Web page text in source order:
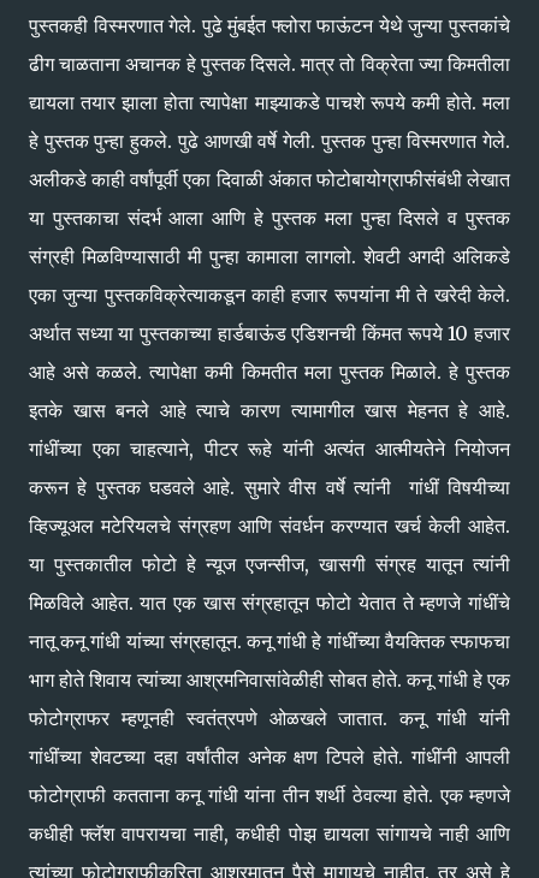
पुस्तकही विस्मरणात गेले. पुढे मुंबईत फ्लोरा फाऊंटन येथे जुन्या पुस्तकांचे
ढीग चाळताना अचानक हे पुस्तक दिसले. मात्र तो विक्रेता ज्या किमतीला
द्यायला तयार झाला होता त्यापेक्षा माझ्याकडे पाचशे रूपये कमी होते. मला
हे पुस्तक पुन्हा हुकले. पुढे आणखी वर्षे गेली. पुस्तक पुन्हा विस्मरणात गेले.
अलीकडे काही वर्षांपूर्वी एका दिवाळी अंकात फोटोबायोग्राफीसंबंधी लेखात
या पुस्तकाचा संदर्भ आला आणि हे पुस्तक मला पुन्हा दिसले व पुस्तक
संग्रही मिळविण्यासाठी मी पुन्हा कामाला लागलो. शेवटी अगदी अलिकडे
एका जुन्या पुस्तकविक्रेत्याकडून काही हजार रूपयांना मी ते खरेदी केले.
अर्थात सध्या या पुस्तकाच्या हार्डबाऊंड एडिशनची किंमत रूपये 10 हजार
आहे असे कळले. त्यापेक्षा कमी किमतीत मला पुस्तक मिळाले. हे पुस्तक
इतके खास बनले आहे त्याचे कारण त्यामागील खास मेहनत हे आहे.
गांधींच्या एका चाहत्याने, पीटर रूहे यांनी अत्यंत आत्मीयतेने नियोजन
करून हे पुस्तक घडवले आहे. सुमारे वीस वर्षे त्यांनी गांधीं विषयीच्या
व्हिज्यूअल मटेरियलचे संग्रहण आणि संवर्धन करण्यात खर्च केली आहेत.
या पुस्तकातील फोटो हे न्यूज एजन्सीज, खासगी संग्रह यातून त्यांनी
मिळविले आहेत. यात एक खास संग्रहातून फोटो येतात ते म्हणजे गांधींचे
नातू कनू गांधी यांच्या संग्रहातून. कनू गांधी हे गांधींच्या वैयक्तिक स्फाफचा
भाग होते शिवाय त्यांच्या आश्रमनिवासांवेळीही सोबत होते. कनू गांधी हे एक
फोटोग्राफर म्हणूनही स्वतंत्रपणे ओळखले जातात. कनू गांधी यांनी
गांधींच्या शेवटच्या दहा वर्षांतील अनेक क्षण टिपले होते. गांधींनी आपली
फोटोग्राफी कतताना कनू गांधी यांना तीन शर्थी ठेवल्या होते. एक म्हणजे
कधीही फ्लॅश वापरायचा नाही, कधीही पोझ द्यायला सांगायचे नाही आणि
त्यांच्या फोटोग्राफीकरिता आश्रमातून पैसे मागायचे नाहीत. तर असे हे